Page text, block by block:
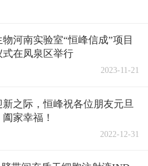
河南实验室“恒峰信成”项目
式在凤泉区举行
2023-11-21
新之际，恒峰祝各位朋友元旦
家幸福！
2022-12-31